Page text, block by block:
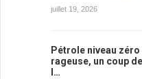
juillet 19, 2026
Pétrole niveau zéro
rageuse, un coup
l…